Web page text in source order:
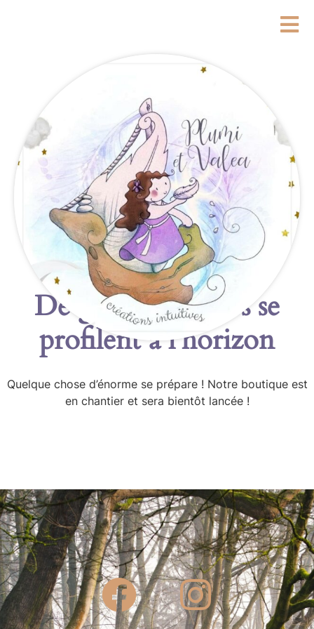
De grandes choses se
profilent à l’horizon
Quelque chose d’énorme se prépare ! Notre boutique est
en chantier et sera bientôt lancée !